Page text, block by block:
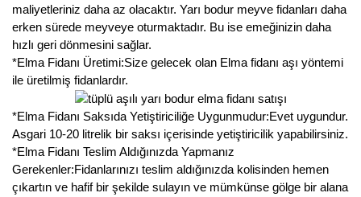
maliyetleriniz daha az olacaktır. Yarı bodur meyve fidanları daha
erken sürede meyveye oturmaktadır. Bu ise emeğinizin daha
hızlı geri dönmesini sağlar.
*Elma Fidanı Üretimi:Size gelecek olan Elma fidanı aşı yöntemi
ile üretilmiş fidanlardır.
*Elma Fidanı Saksıda Yetiştiriciliğe Uygunmudur:Evet uygundur.
Asgari 10-20 litrelik bir saksı içerisinde yetiştiricilik yapabilirsiniz.
*Elma Fidanı Teslim Aldığınızda Yapmanız
Gerekenler:Fidanlarınızı teslim aldığınızda kolisinden hemen
çıkartın ve hafif bir şekilde sulayın ve mümkünse gölge bir alana
Muşmula Fidanı
Muz Fidanı
Nadir Çeşit Meyveler
Nar Fidanı
Narenciye Fidanları
Nektarin Fidanı